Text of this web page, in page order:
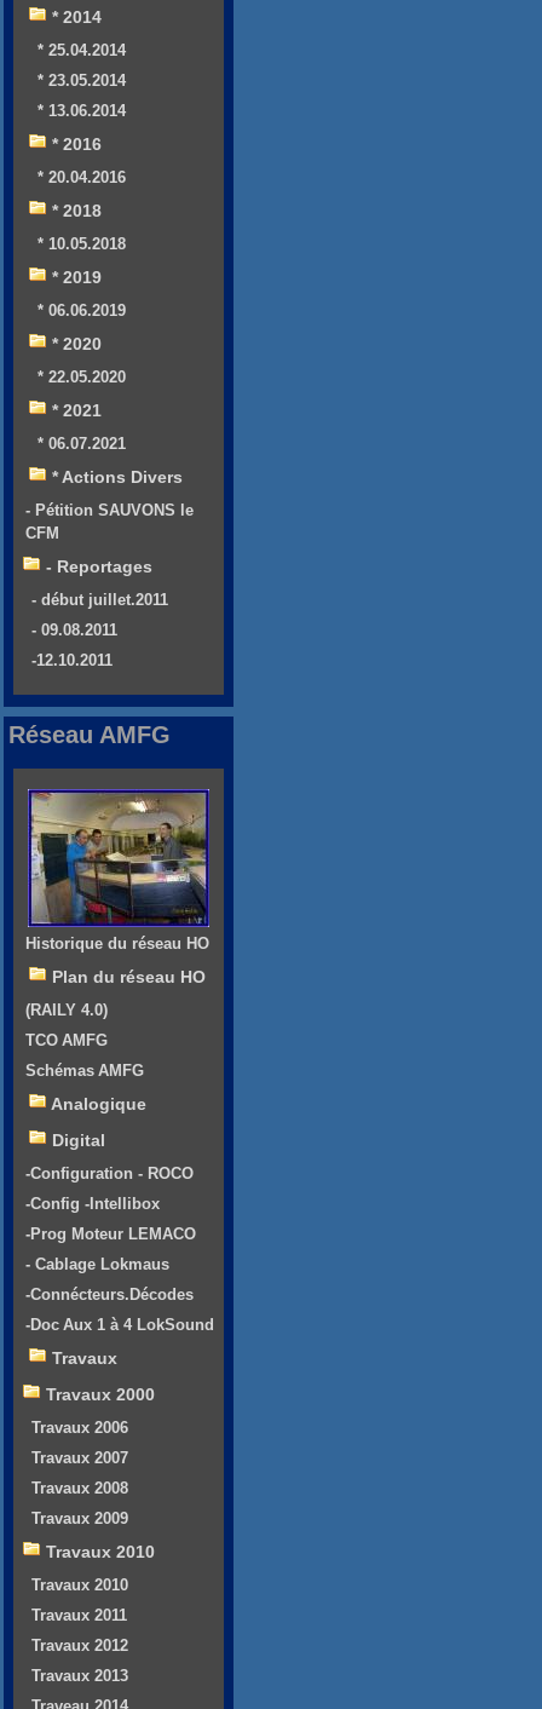
* 2014
* 25.04.2014
* 23.05.2014
* 13.06.2014
* 2016
* 20.04.2016
* 2018
* 10.05.2018
* 2019
* 06.06.2019
* 2020
* 22.05.2020
* 2021
* 06.07.2021
* Actions Divers
- Pétition SAUVONS le
CFM
- Reportages
- début juillet.2011
- 09.08.2011
-12.10.2011
Réseau AMFG
Historique du réseau HO
Plan du réseau HO
(RAILY 4.0)
TCO AMFG
Schémas AMFG
Analogique
Digital
-Configuration - ROCO
-Config -Intellibox
-Prog Moteur LEMACO
- Cablage Lokmaus
-Connécteurs.Décodes
-Doc Aux 1 à 4 LokSound
Travaux
Travaux 2000
Travaux 2006
Travaux 2007
Travaux 2008
Travaux 2009
Travaux 2010
Travaux 2010
Travaux 2011
Travaux 2012
Travaux 2013